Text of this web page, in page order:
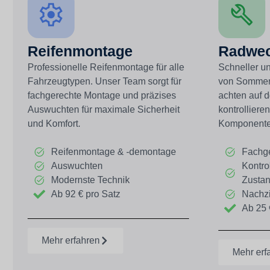
Reifenmontage
Professionelle Reifenmontage für alle
Fahrzeugtypen. Unser Team sorgt für
fachgerechte Montage und präzises
Auswuchten für maximale Sicherheit
und Komfort.
Reifenmontage & -demontage
Auswuchten
Modernste Technik
Ab 92 € pro Satz
Mehr erfahren
Schneller
von
achten auf
Ab 25
Mehr